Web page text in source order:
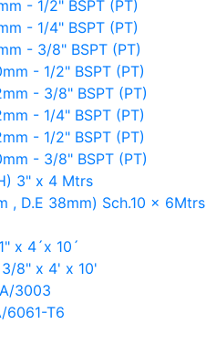
- 1/2" BSPT (PT)
- 1/4" BSPT (PT)
- 3/8" BSPT (PT)
- 1/2" BSPT (PT)
- 3/8" BSPT (PT)
- 1/4" BSPT (PT)
- 1/2" BSPT (PT)
- 3/8" BSPT (PT)
3" x 4 Mtrs
, D.E 38mm) Sch.10 x 6Mtrs
x 4´x 10´
3/8" x 4' x 10'
3003
6061-T6